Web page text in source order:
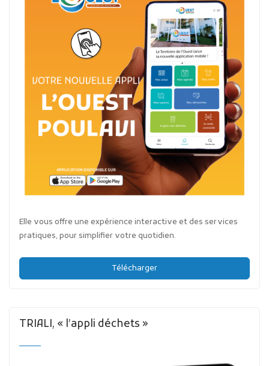
Elle vous offre une expérience interactive et des services
pratiques, pour simplifier votre quotidien.
Télécharger
TRIALI, « l’appli déchets »